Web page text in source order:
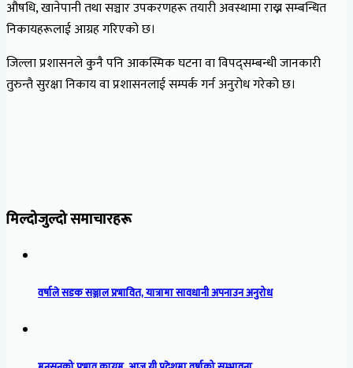
औषधि, खानेपानी तथा सञ्चार उपकरणहरू तयारी अवस्थामा राख्न सम्बन्धित
निकायहरूलाई आग्रह गरिएको छ।
जिल्ला प्रशासनले कुनै पनि आकस्मिक घटना वा विपद्‌सम्बन्धी जानकारी
तुरुन्तै सुरक्षा निकाय वा प्रशासनलाई सम्पर्क गर्न अनुरोध गरेको छ।
मिल्दोजुल्दो समाचारहरू
वर्षाले सडक सञ्जाल प्रभावित, यात्रामा सावधानी अपनाउन अनुरोध